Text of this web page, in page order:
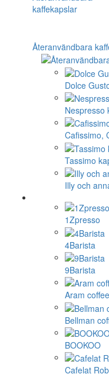
Återanvändbara
Dolce
Nespresso
Cafissimo,
Tassimo
Illy och
1Zpresso
4Barista
9Barista
Aram coffee
Bellman
BOOKOO
Cafelat